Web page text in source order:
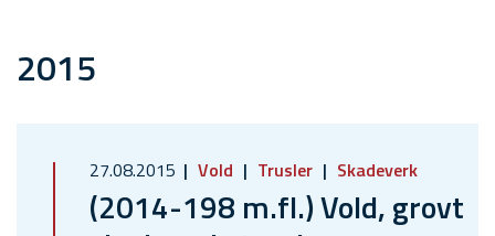
2015
27.08.2015 Vold Trusler Skadeverk
(2014-198 m.fl.) Vold, grovt